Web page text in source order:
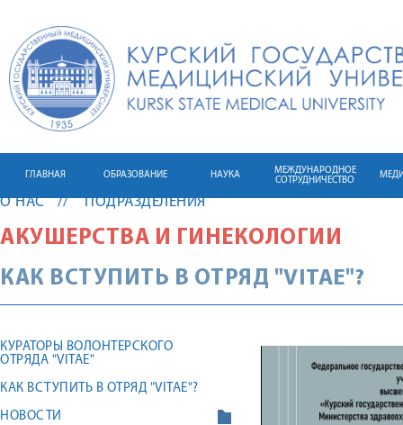
ГЛАВНАЯ ОБРАЗОВАНИЕ НАУКА
МЕЖДУНАРОДНОЕ
СОТРУДНИЧЕСТВО
О НАС ПОДРАЗДЕЛЕНИЯ
АКУШЕРСТВА И ГИНЕКОЛОГИИ
КАК ВСТУПИТЬ В ОТРЯД "VITAE"?
КУРАТОРЫ ВОЛОНТЕРСКОГО
ОТРЯДА "VITAE"
КАК ВСТУПИТЬ В ОТРЯД "VITAE"?
НОВОСТИ